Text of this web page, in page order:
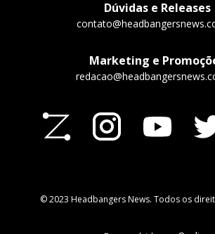
Dúvidas e Releases
Marketing e
© 2023 Headbangers News. Todos os